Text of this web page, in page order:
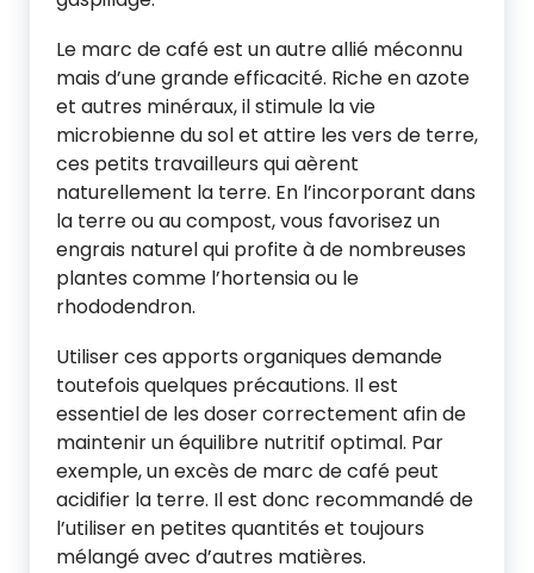
Le marc de café est un autre allié méconnu
mais d’une grande efficacité. Riche en azote
et autres minéraux, il stimule la vie
microbienne du sol et attire les vers de terre,
ces petits travailleurs qui aèrent
naturellement la terre. En l’incorporant dans
la terre ou au compost, vous favorisez un
engrais naturel qui profite à de nombreuses
plantes comme l’hortensia ou le
rhododendron.
Utiliser ces apports organiques demande
toutefois quelques précautions. Il est
essentiel de les doser correctement afin de
maintenir un équilibre nutritif optimal. Par
exemple, un excès de marc de café peut
acidifier la terre. Il est donc recommandé de
l’utiliser en petites quantités et toujours
mélangé avec d’autres matières.